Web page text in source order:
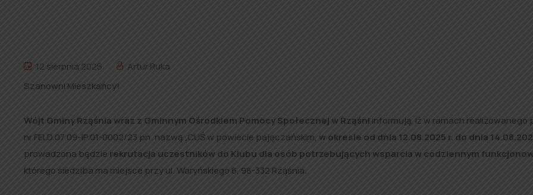
12 sierpnia 2025
Artur Ruka
Szanowni Mieszkańcy!
Wójt Gminy Rząśnia wraz z Gminnym Ośrodkiem Pomocy Społecznej w Rząśni informują, iż w ramach realizowanego
nr FELD.07.09-IP.01-0002/23 pn. nazwą „CUŚ w powiecie pajęczańskim, w okresie od dnia 12.08.2025 r. do dnia
prowadzona będzie rekrutacja uczestników do Klubu dla osób potrzebujących wsparcia w codziennym
którego siedziba ma miejsce przy ul. Waryńskiego 6, 98-332 Rząśnia.